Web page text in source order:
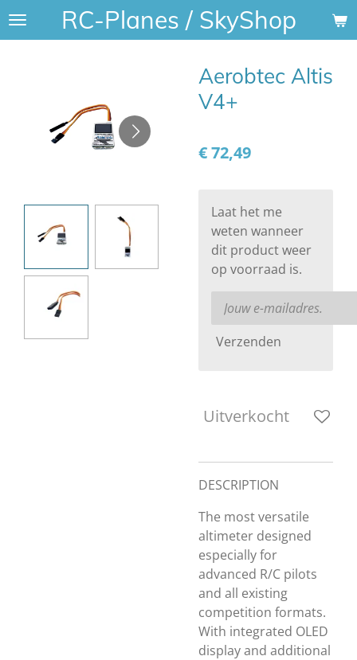
Ga
RC-Planes / SkyShop
Aerobtec Altis
V4+
€ 72,49
Laat het me
weten wanneer
dit product weer
op voorraad is.
Verzenden
Uitverkocht
DESCRIPTION
The most versatile
altimeter designed
especially for
advanced R/C pilots
and all existing
competition formats.
With integrated OLED
display and additional